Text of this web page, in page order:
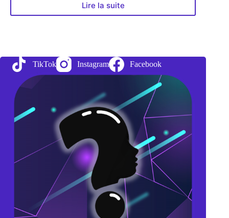
Lire la suite
L’image
l’Univers
TikTok Instagram Facebook